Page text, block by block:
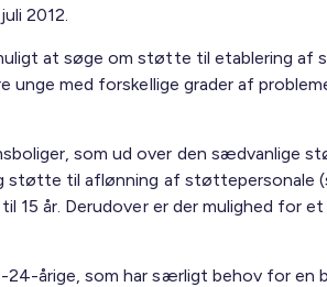
2012.
at søge om støtte til etablering af
unge med forskellige grader af
som ud over den sædvanlige
til aflønning af støttepersonale
15 år. Derudover er der mulighed for et
24-årige, som har særligt behov for en